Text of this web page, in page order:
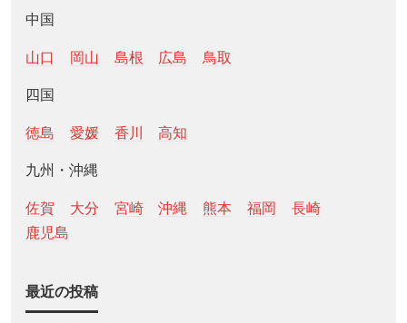
中国
山口 岡山 島根 広島 鳥取
四国
徳島 愛媛 香川 高知
九州・沖縄
佐賀 大分 宮崎 沖縄 熊本 福岡
長崎
鹿児島
最近の投稿